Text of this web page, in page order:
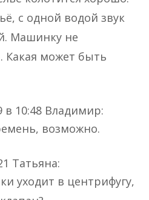
с одной водой звук
Машинку не
Какая может быть
в 10:48 Владимир:
возможно.
Татьяна:
уходит в центрифугу,